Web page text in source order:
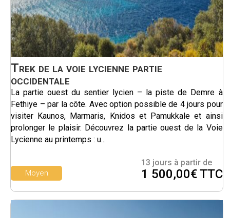
Trek de la voie lycienne partie
occidentale
La partie ouest du sentier lycien – la piste de Demre à
Fethiye – par la côte. Avec option possible de 4 jours pour
visiter Kaunos, Marmaris, Knidos et Pamukkale et ainsi
prolonger le plaisir. Découvrez la partie ouest de la Voie
Lycienne au printemps : u...
13 jours à partir de
1 500,00€ TTC
Moyen